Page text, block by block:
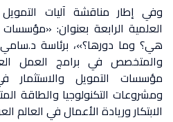
وفي إطار مناقشة آليات
العلمية الرابعة بعنوان:
هي؟ وما دورها؟»، برئاسة د.سامي
والمتخصص في برامج العمل
مؤسسات التمويل والاستثمار
ومشروعات التكنولوجيا والطاقة
الابتكار وريادة الأعمال في العالم